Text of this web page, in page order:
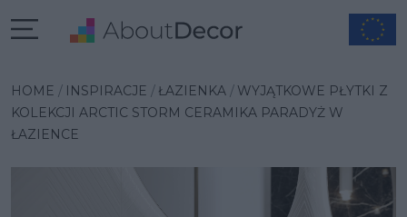
HOME INSPIRACJE ŁAZIENKA
WYJĄTKOWE PŁYTKI Z
KOLEKCJI ARCTIC STORM CERAMIKA PARADYŻ W
ŁAZIENCE